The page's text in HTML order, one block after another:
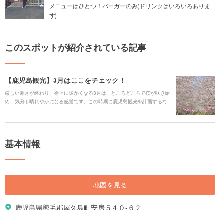
メニューはひとつ！バーガーのみ(ドリンクはいろいろありま
す)
このスポットが紹介されている記事
【鹿児島観光】3月はここをチェック！
厳しい寒さが終わり、徐々に暖かくなる3月は、ところどころで桜が咲き始
め、気分も晴れやかになる感覚です。この時期に鹿児島観光を計画するな
基本情報
地図を見る
鹿児島県熊毛郡屋久島町安房５４０-６２